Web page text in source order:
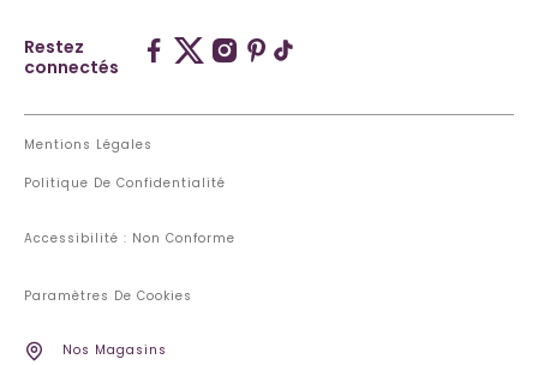
Restez
connectés
Mentions Légales
Politique De Confidentialité
Accessibilité : Non Conforme
Paramètres De Cookies
Nos Magasins